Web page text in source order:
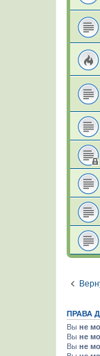
ПРАВА
Вы не
Вы не
Вы не